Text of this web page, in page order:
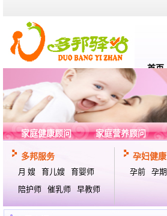
首页
家庭健康顾问 家庭营养顾问
多邦服务
月 嫂
育儿嫂
育婴师
陪护师
催乳师 早教师
孕妇健康
孕前
孕期